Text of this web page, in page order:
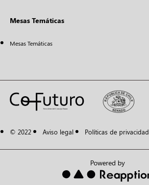
Mesas Temáticas
Mesas Temáticas
© 2022 Aviso legal Políticas de privacidad
Powered by